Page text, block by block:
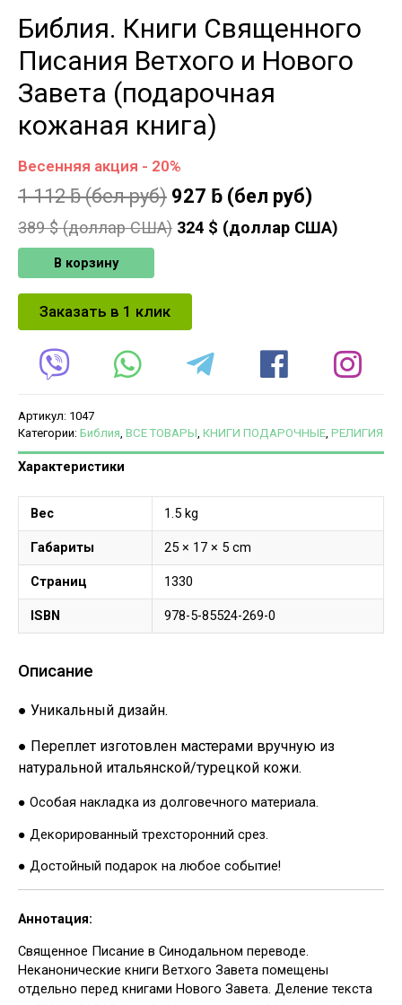
Библия. Книги Священного
Писания Ветхого и Нового
Завета (подарочная
кожаная книга)
Весенняя акция - 20%
1 112ƃ(бел руб) 927 ƃ (бел руб)
389$ (доллар США) 324 $ (доллар США)
В корзину
Заказать в 1 клик
Артикул: 1047
Категории: Библия ВСЕ ТОВАРЫ КНИГИ ПОДАРОЧНЫЕ РЕЛИГИЯ
Характеристики
Вес 1.5 kg
Габариты 25 × 17 × 5 cm
Страниц 1330
ISBN 978-5-85524-269-0
Описание
● Уникальный дизайн.
● Переплет изготовлен мастерами вручную из
натуральной итальянской/турецкой кожи.
● Особая накладка из долговечного материала.
● Декорированный трехсторонний срез.
● Достойный подарок на любое событие!
Аннотация:
Священное Писание в Синодальном переводе.
Неканонические книги Ветхого Завета помещены
отдельно перед книгами Нового Завета. Деление текста